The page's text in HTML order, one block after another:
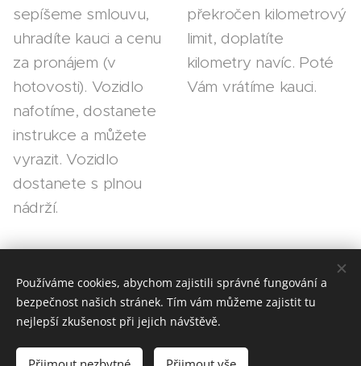
sepíšeme smlouvu,
uhradíte kauci a cenu
za pronájem (v
hotovosti). Vozidlo
nafotíme, dostanete
instrukce a můžete
vyrazit. Vozidlo
dostanete s plnou
nádrží.
překročen kilometrový
limit, doplatíte
kilometry navíc. Poté
Vám vrátíme kauci.
Dodávky Lichnov
Používáme cookies, abychom zajistili správné fungování a
bezpečnost našich stránek. Tím vám můžeme zajistit tu
nejlepší zkušenost při jejich návštěvě.